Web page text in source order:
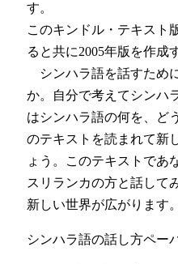
す。
このキンドル・テキスト
ると共に2005年版を作成
シンハラ語を話すため
か。自分で考えてシンハ
はシンハラ語の何を、ど
のテキストを読まれて新
ょう。このテキストであ
スリランカの方と話して
新しい世界が広がります
シンハラ語の話し方ペー